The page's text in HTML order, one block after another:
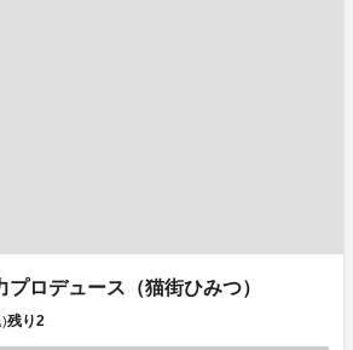
ロデュース（猫街ひみつ）
残り2